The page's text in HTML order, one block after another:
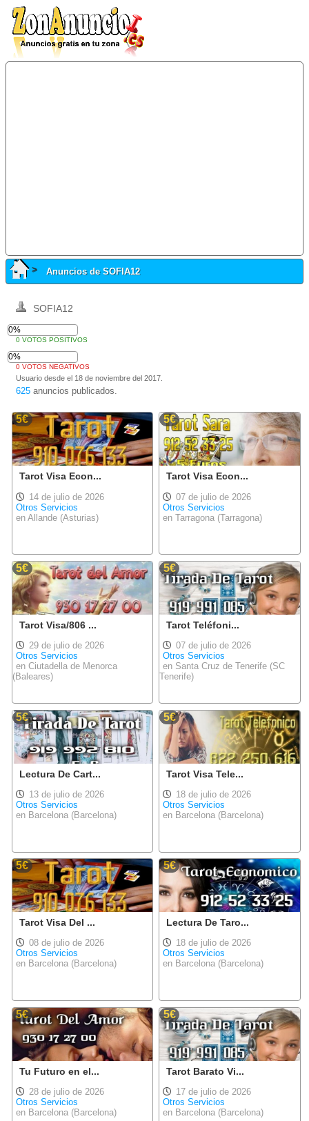
Anuncios de SOFIA12
SOFIA12
0%
0 VOTOS POSITIVOS
0%
0 VOTOS NEGATIVOS
Usuario desde el 18 de noviembre del 2017.
625 anuncios publicados.
5€
Tarot Visa Econ...
14 de julio de 2026
Otros Servicios
en Allande (Asturias)
5€
Tarot Visa Econ...
07 de julio de 2026
Otros Servicios
en Tarragona (Tarragona)
5€
Tarot Visa/806 ...
29 de julio de 2026
Otros Servicios
en Ciutadella de Menorca
(Baleares)
5€
Tarot Teléfoni...
07 de julio de 2026
Otros Servicios
en Santa Cruz de Tenerife (SC
Tenerife)
5€
Lectura De Cart...
13 de julio de 2026
Otros Servicios
en Barcelona (Barcelona)
5€
Tarot Visa Tele...
18 de julio de 2026
Otros Servicios
en Barcelona (Barcelona)
5€
Tarot Visa Del ...
08 de julio de 2026
Otros Servicios
en Barcelona (Barcelona)
5€
Lectura De Taro...
18 de julio de 2026
Otros Servicios
en Barcelona (Barcelona)
5€
Tu Futuro en el...
28 de julio de 2026
Otros Servicios
en Barcelona (Barcelona)
5€
Tarot Barato Vi...
17 de julio de 2026
Otros Servicios
en Barcelona (Barcelona)